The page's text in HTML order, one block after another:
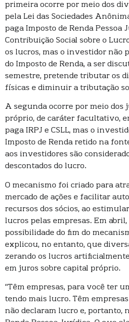
primeira ocorre por meio dos
pela Lei das Sociedades
paga Imposto de Renda Pessoa
Contribuição Social sobre o
os lucros, mas o investidor não
do Imposto de Renda, a ser
semestre, pretende tributar os
físicas e diminuir a tributação
A segunda ocorre por meio dos
próprio, de caráter facultativo,
paga IRPJ e CSLL, mas o
Imposto de Renda retido na
aos investidores são
descontados do lucro.
O mecanismo foi criado para
mercado de ações e facilitar
recursos dos sócios, ao
lucros pelas empresas. Em
possibilidade do fim do
explicou, no entanto, que
zerando os lucros
em juros sobre capital próprio.
“Têm empresas, para você ter
tendo mais lucro. Têm
não declaram lucro e, portanto,